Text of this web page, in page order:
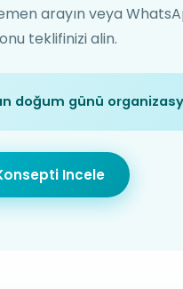
arayın veya
teklifinizi alin.
doğum günü
Incele